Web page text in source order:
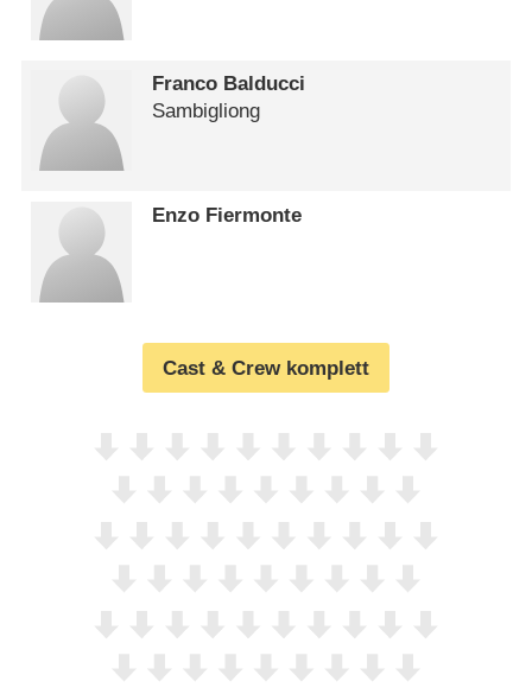
Franco Balducci
Sambigliong
Enzo Fiermonte
Cast & Crew komplett